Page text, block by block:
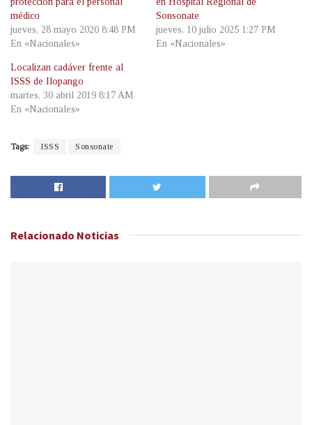
médico
jueves, 28 mayo 2020 8:48 PM
En «Nacionales»
Sonsonate
jueves, 10 julio 2025 1:27 PM
En «Nacionales»
Localizan cadáver frente al
ISSS de Ilopango
martes, 30 abril 2019 8:17 AM
En «Nacionales»
Tags: ISSS Sonsonate
Relacionado Noticias